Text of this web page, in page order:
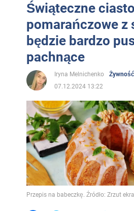
Świąteczne ciasto
pomarańczowe z
będzie bardzo
pachnące
Iryna Melnichenko
Żywność
07.12.2024 13:22
Przepis na babeczkę. Źródło: Zrzut